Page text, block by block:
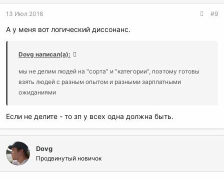
13 Июл 2016 #9
А у меня вот логический диссонанс.
Dovg написал(а):
мы не делим людей на "сорта" и "категории", поэтому готовы
взять людей с разным опытом и разными зарплатными
ожиданиями
Если не делите - то зп у всех одна должна быть.
Dovg
Продвинутый новичок